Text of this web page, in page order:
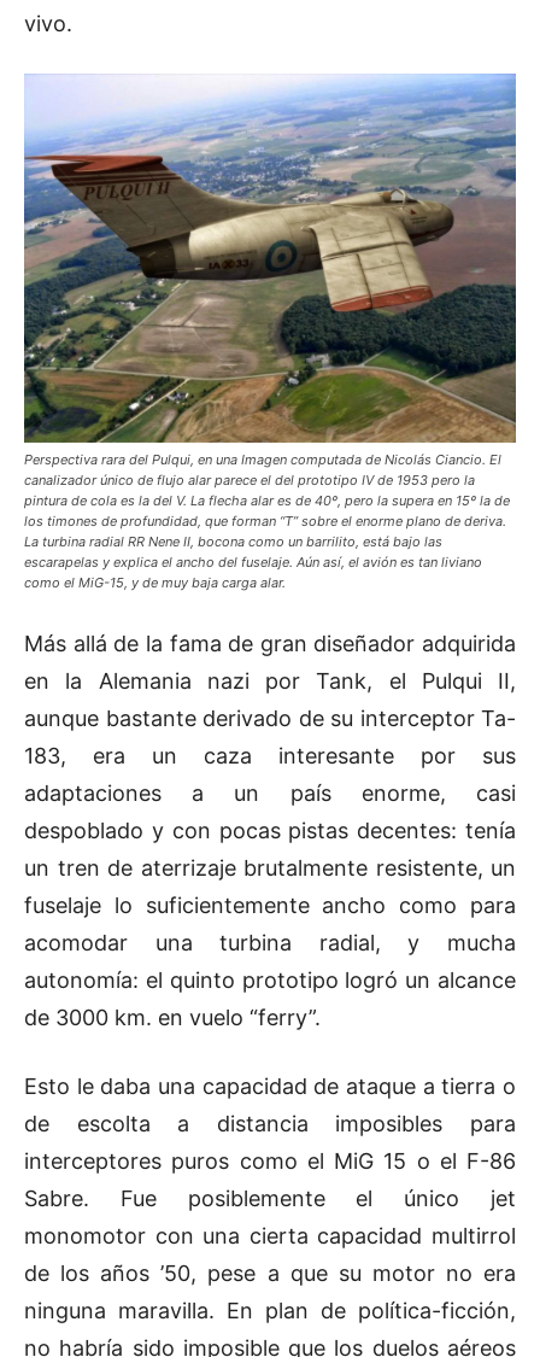
vivo.
Perspectiva rara del Pulqui, en una Imagen computada de Nicolás Ciancio. El
canalizador único de flujo alar parece el del prototipo IV de 1953 pero la
pintura de cola es la del V. La flecha alar es de 40º, pero la supera en 15º la de
los timones de profundidad, que forman “T” sobre el enorme plano de deriva.
La turbina radial RR Nene II, bocona como un barrilito, está bajo las
escarapelas y explica el ancho del fuselaje. Aún así, el avión es tan liviano
como el MiG-15, y de muy baja carga alar.
Más allá de la fama de gran diseñador adquirida
en la Alemania nazi por Tank, el Pulqui II,
aunque bastante derivado de su interceptor Ta-
183, era un caza interesante por sus
adaptaciones a un país enorme, casi
despoblado y con pocas pistas decentes: tenía
un tren de aterrizaje brutalmente resistente, un
fuselaje lo suficientemente ancho como para
acomodar una turbina radial, y mucha
autonomía: el quinto prototipo logró un alcance
de 3000 km. en vuelo “ferry”.
Esto le daba una capacidad de ataque a tierra o
de escolta a distancia imposibles para
interceptores puros como el MiG 15 o el F-86
Sabre. Fue posiblemente el único jet
monomotor con una cierta capacidad multirrol
de los años ’50, pese a que su motor no era
ninguna maravilla. En plan de política-ficción,
no habría sido imposible que los duelos aéreos